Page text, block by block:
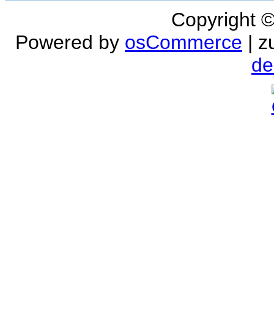
Copyright
Powered by osCommerce |